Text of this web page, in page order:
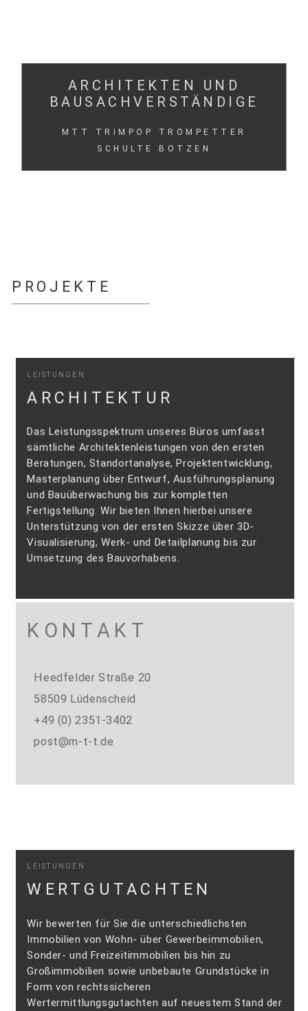
ARCHITEKTEN UND
BAUSACHVERSTÄNDIGE
MTT TRIMPOP TROMPETTER
SCHULTE BOTZEN
PROJEKTE
LEISTUNGEN
ARCHITEKTUR
Das Leistungsspektrum unseres Büros umfasst
sämtliche Architektenleistungen von den ersten
Beratungen, Standortanalyse, Projektentwicklung,
Masterplanung über Entwurf, Ausführungsplanung
und Bauüberwachung bis zur kompletten
Fertigstellung. Wir bieten Ihnen hierbei unsere
Unterstützung von der ersten Skizze über 3D-
Visualisierung, Werk- und Detailplanung bis zur
Umsetzung des Bauvorhabens.
KONTAKT
Heedfelder Straße 20
58509 Lüdenscheid
+49 (0) 2351-3402
post@m-t-t.de
LEISTUNGEN
WERTGUTACHTEN
Wir bewerten für Sie die unterschiedlichsten
Immobilien von Wohn- über Gewerbeimmobilien,
Sonder- und Freizeitimmobilien bis hin zu
Großimmobilien sowie unbebaute Grundstücke in
Form von rechtssicheren
Wertermittlungsgutachten auf neuestem Stand der